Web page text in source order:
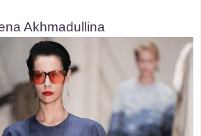
Akhmadullina